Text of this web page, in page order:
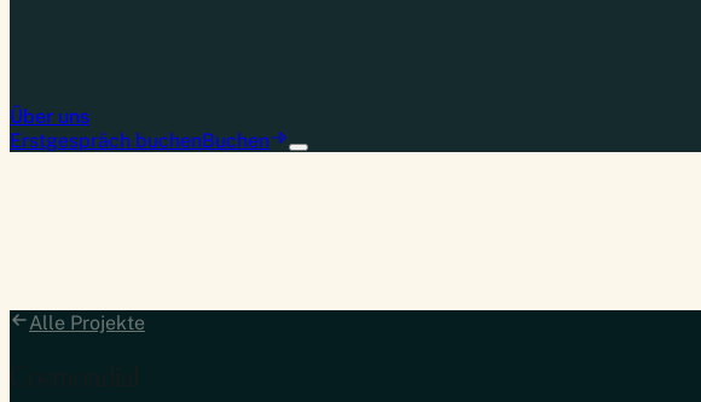
Über uns
Erstgespräch buchenBuchen
Alle Projekte